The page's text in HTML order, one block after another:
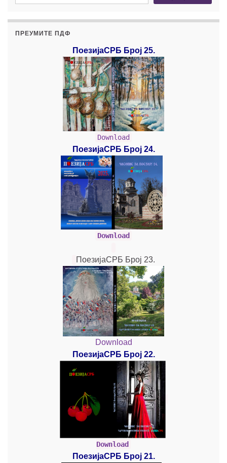
ПРЕУМИТЕ ПДФ
ПоезијаСРБ Број 25.
Download
ПоезијаСРБ Број 24.
Download
ПоезијаСРБ Број 23.
Download
ПоезијаСРБ Број 22.
Download
ПоезијаСРБ Број 21.